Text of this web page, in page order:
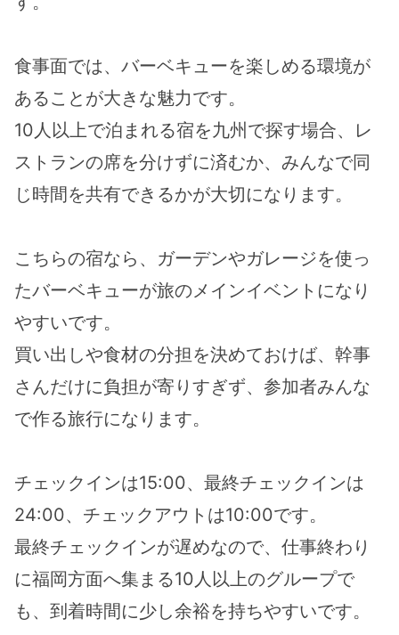
食事面では、バーベキューを楽しめる環境が
あることが大きな魅力です。
10人以上で泊まれる宿を九州で探す場合、レ
ストランの席を分けずに済むか、みんなで同
じ時間を共有できるかが大切になります。
こちらの宿なら、ガーデンやガレージを使っ
たバーベキューが旅のメインイベントになり
やすいです。
買い出しや食材の分担を決めておけば、幹事
さんだけに負担が寄りすぎず、参加者みんな
で作る旅行になります。
チェックインは15:00、最終チェックインは
24:00、チェックアウトは10:00です。
最終チェックインが遅めなので、仕事終わり
に福岡方面へ集まる10人以上のグループで
も、到着時間に少し余裕を持ちやすいです。